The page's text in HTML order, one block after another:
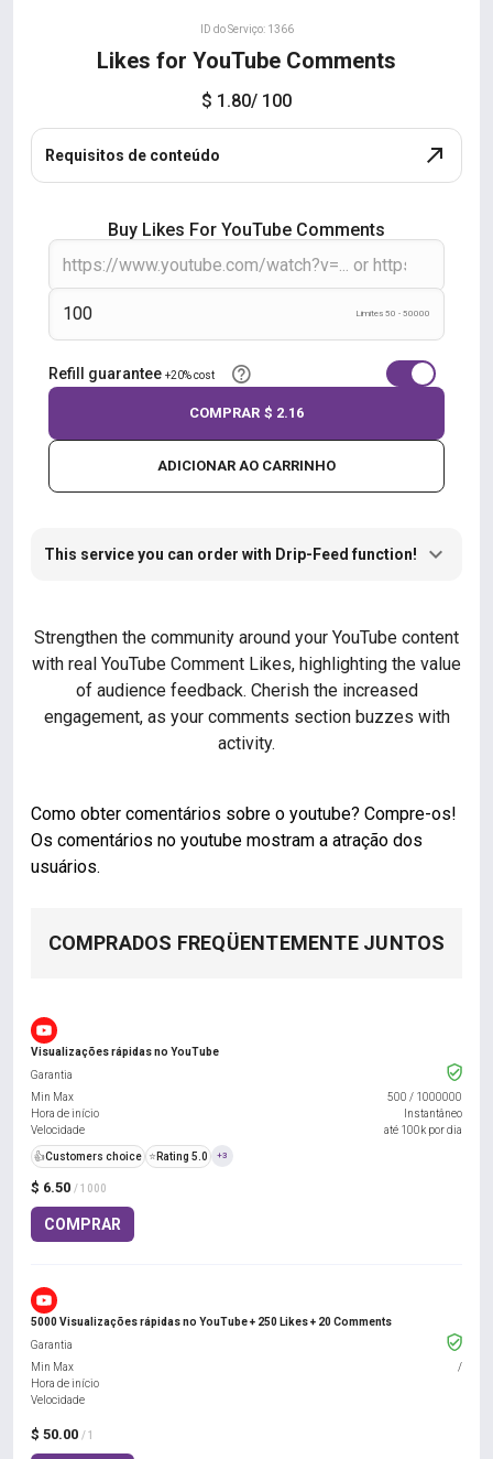
ID do Serviço: 1366
Likes for YouTube Comments
$ 1.80/ 100
Requisitos de conteúdo
Buy Likes For YouTube Comments
Limites 50 - 50000
Refill guarantee +20% cost
ADICIONAR AO CARRINHO
COMPRAR $ 2.16
This service you can order with Drip-Feed function!
Strengthen the community around your YouTube content
with real YouTube Comment Likes, highlighting the value
of audience feedback. Cherish the increased
engagement, as your comments section buzzes with
activity.
Como obter comentários sobre o youtube? Compre-os!
Os comentários no youtube mostram a atração dos
usuários.
COMPRADOS FREQÜENTEMENTE JUNTOS
Visualizações rápidas no YouTube
$ 6.50 / 1000
COMPRAR
Garantia
Min Max
500 / 1000000
Hora de início
Instantâneo
Velocidade
até 100k por dia
👍Customers choice ⭐ Rating 5.0 +3
5000 Visualizações rápidas no YouTube + 250 Likes + 20 Comments
$ 50.00 / 1
Garantia
Min Max
/
Hora de início
Velocidade